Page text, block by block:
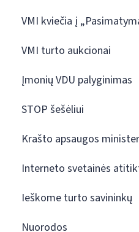
VMI kviečia į
VMI turto aukcionai
Įmonių VDU palyginimas
STOP šešėliui
Krašto apsaugos
Interneto svetainės
Ieškome turto savininkų
Nuorodos